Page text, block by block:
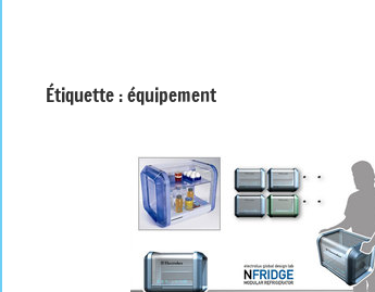
Étiquette :équipement